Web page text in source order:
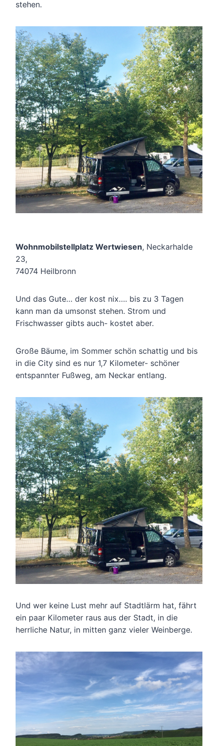
stehen.
Wohnmobilstellplatz Wertwiesen, Neckarhalde
23,
74074 Heilbronn
Und das Gute… der kost nix…. bis zu 3 Tagen
kann man da umsonst stehen. Strom und
Frischwasser gibts auch- kostet aber.
Große Bäume, im Sommer schön schattig und bis
in die City sind es nur 1,7 Kilometer- schöner
entspannter Fußweg, am Neckar entlang.
Und wer keine Lust mehr auf Stadtlärm hat, fährt
ein paar Kilometer raus aus der Stadt, in die
herrliche Natur, in mitten ganz vieler Weinberge.